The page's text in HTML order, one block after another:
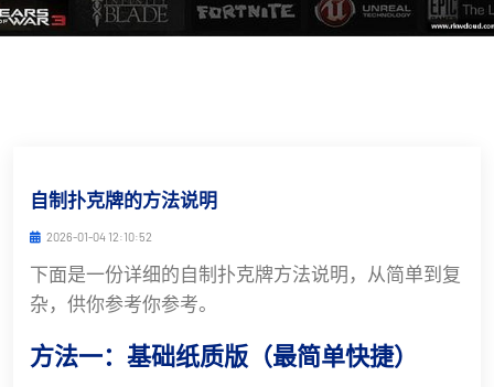
自制扑克牌的方法说明
2026-01-04 12:10:52
下面是一份详细的自制扑克牌方法说明，从简单到复
杂，供你参考你参考。
方法一：基础纸质版（最简单快捷）